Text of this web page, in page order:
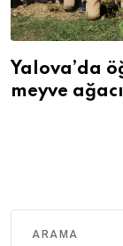
Yalova’da
meyve